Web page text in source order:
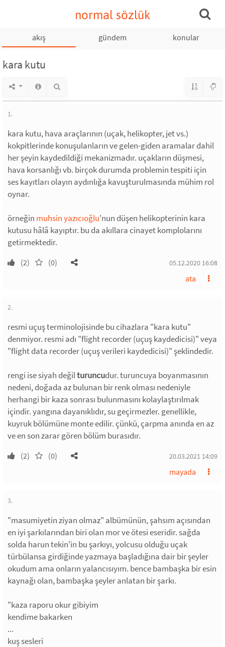
normal sözlük
akış gündem konular
kara kutu
1.
kara kutu, hava araçlarının (uçak, helikopter, jet vs.)
kokpitlerinde konuşulanların ve gelen-giden aramalar dahil
her şeyin kaydedildiği mekanizmadır. uçakların düşmesi,
hava korsanlığı vb. birçok durumda problemin tespiti için
ses kayıtları olayın aydınlığa kavuşturulmasında mühim rol
oynar.
örneğin muhsin yazıcıoğlu'nun düşen helikopterinin kara
kutusu hâlâ kayıptır. bu da akıllara cinayet komplolarını
getirmektedir.
(2) (0) 05.12.2020 16:08
ata
2.
resmi uçuş terminolojisinde bu cihazlara "kara kutu"
denmiyor. resmi adı "flight recorder (uçuş kaydedicisi)" veya
"flight data recorder (uçuş verileri kaydedicisi)" şeklindedir.
rengi ise siyah değilturuncudur. turuncuya boyanmasının
nedeni, doğada az bulunan bir renk olması nedeniyle
herhangi bir kaza sonrası bulunmasını kolaylaştırılmak
içindir. yangına dayanıklıdır, su geçirmezler. genellikle,
kuyruk bölümüne monte edilir. çünkü, çarpma anında en az
ve en son zarar gören bölüm burasıdır.
(2) (0) 20.03.2021 14:09
mayada
3.
"masumiyetin ziyan olmaz" albümünün, şahsım açısından
en iyi şarkılarından biri olan mor ve ötesi eseridir. sağda
solda harun tekin'in bu şarkıyı, yolcusu olduğu uçak
türbülansa girdiğinde yazmaya başladığına dair bir şeyler
okudum ama onların yalancısıyım. bence bambaşka bir esin
kaynağı olan, bambaşka şeyler anlatan bir şarkı.
"kaza raporu okur gibiyim
kendime bakarken
...
kuş sesleri